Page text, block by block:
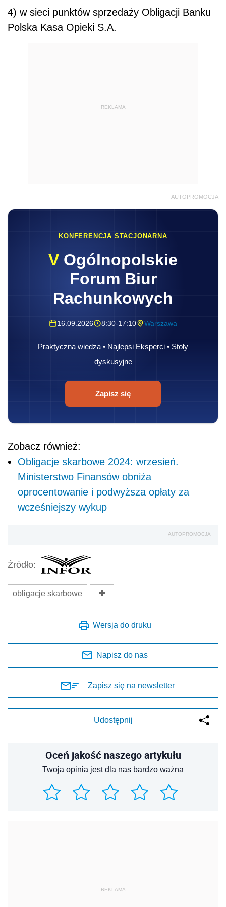
4) w sieci punktów sprzedaży Obligacji Banku
Polska Kasa Opieki S.A.
REKLAMA
AUTOPROMOCJA
KONFERENCJA STACJONARNA
V Ogólnopolskie
Forum Biur
Rachunkowych
16.09.2026 8:30-17:10 Warszawa
Praktyczna wiedza • Najlepsi Eksperci • Stoły
dyskusyjne
Zapisz się
Zobacz również:
Obligacje skarbowe 2024: wrzesień.
Ministerstwo Finansów obniża
oprocentowanie i podwyższa opłaty za
wcześniejszy wykup
AUTOPROMOCJA
Źródło:
obligacje skarbowe
Wersja do druku
Napisz do nas
Zapisz się na newsletter
Udostępnij
Oceń jakość naszego artykułu
Twoja opinia jest dla nas bardzo ważna
REKLAMA